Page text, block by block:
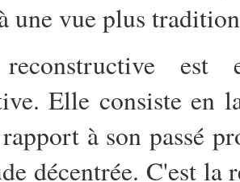
une vue plus
Elle consiste
à son passé
décentrée. C'est la